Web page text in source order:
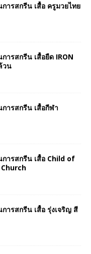
ารสกรีน เสื้อ ครูมวยไทย
ารสกรีน เสื้อยืด IRON
วน
การสกรีน เสื้อกีฬา
การสกรีน เสื้อ Child of
ารสกรีน เสื้อ รุ่งเจริญ สี